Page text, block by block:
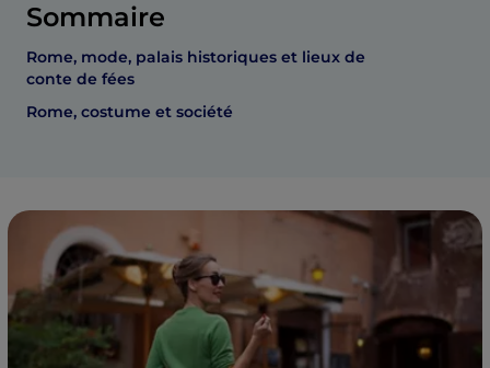
Sommaire
Rome, mode, palais historiques et lieux de
conte de fées
Rome, costume et société